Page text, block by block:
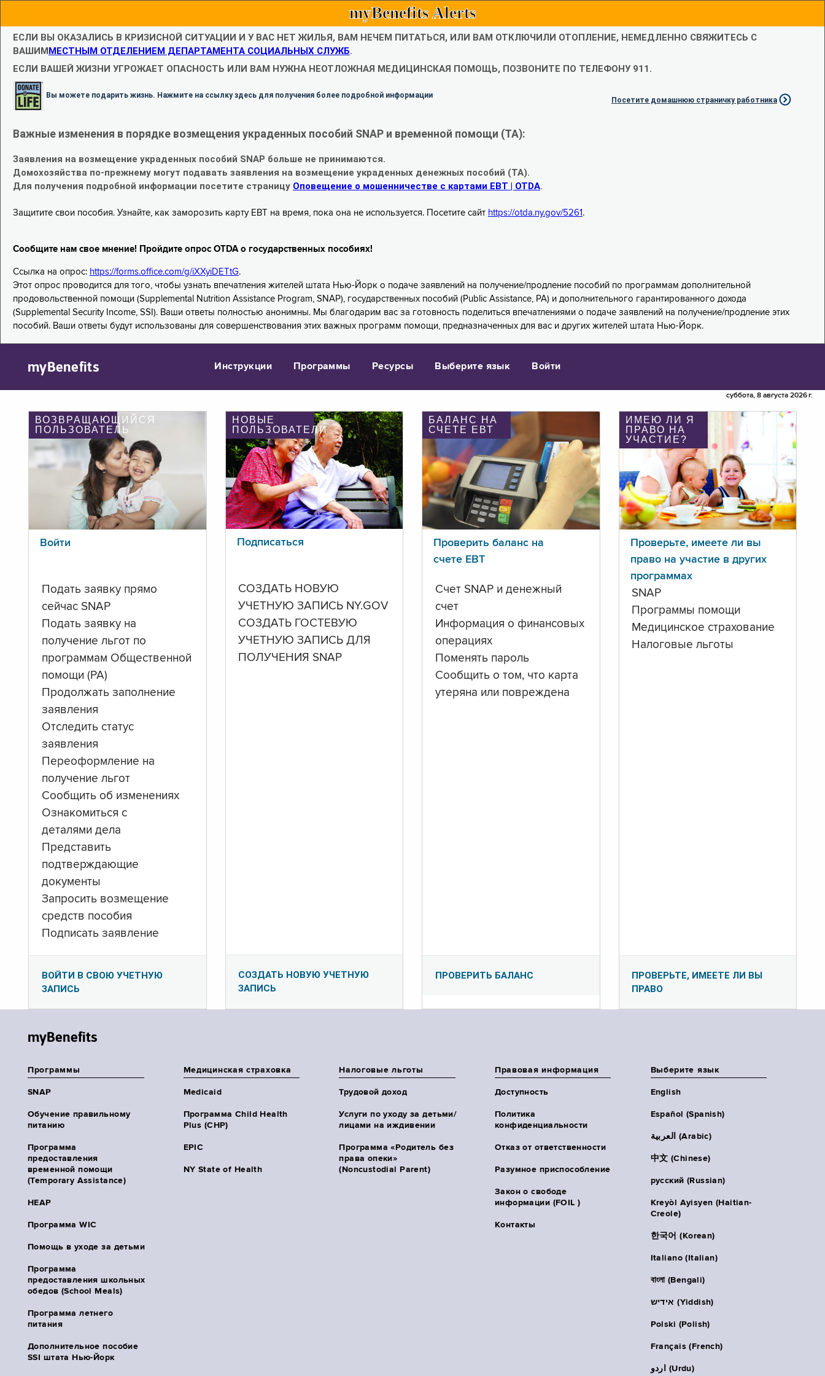
myBenefits Alerts
ЕСЛИ ВЫ ОКАЗАЛИСЬ В КРИЗИСНОЙ СИТУАЦИИ И У ВАС НЕТ ЖИЛЬЯ, ВАМ НЕЧЕМ ПИТАТЬСЯ, ИЛИ ВАМ ОТКЛЮЧИЛИ ОТОПЛЕНИЕ, НЕМЕДЛЕННО СВЯЖИТЕСЬ С
ВАШИММЕСТНЫМ ОТДЕЛЕНИЕМ ДЕПАРТАМЕНТА СОЦИАЛЬНЫХ СЛУЖБ.
ЕСЛИ ВАШЕЙ ЖИЗНИ УГРОЖАЕТ ОПАСНОСТЬ ИЛИ ВАМ НУЖНА НЕОТЛОЖНАЯ МЕДИЦИНСКАЯ ПОМОЩЬ, ПОЗВОНИТЕ ПО ТЕЛЕФОНУ 911.
Вы можете подарить жизнь. Нажмите на ссылку здесь для получения более подробной информации
Посетите домашнюю страничку работника
Важные изменения в порядке возмещения украденных пособий SNAP и временной помощи (TA):
Заявления на возмещение украденных пособий SNAP больше не принимаются.
Домохозяйства по-прежнему могут подавать заявления на возмещение украденных денежных пособий (TA).
Для получения подробной информации посетите страницу Оповещение о мошенничестве с картами EBT | OTDA.
Защитите свои пособия. Узнайте, как заморозить карту EBT на время, пока она не используется. Посетите сайт https://otda.ny.gov/5261 .
Сообщите нам свое мнение! Пройдите опрос OTDA о государственных пособиях!
Ссылка на опрос: https://forms.office.com/g/iXXyiDETtG.
Этот опрос проводится для того, чтобы узнать впечатления жителей штата Нью-Йорк о подаче заявлений на получение/продление пособий по программам дополнительной
продовольственной помощи (Supplemental Nutrition Assistance Program, SNAP), государственных пособий (Public Assistance, PA) и дополнительного гарантированного дохода
(Supplemental Security Income, SSI). Ваши ответы полностью анонимны. Мы благодарим вас за готовность поделиться впечатлениями о подаче заявлений на получение/продление этих
пособий. Ваши ответы будут использованы для совершенствования этих важных программ помощи, предназначенных для вас и других жителей штата Нью-Йорк.
myBenefits Инструкции Программы Ресурсы Выберите язык Войти
суббота, 8 августа 2026 г.
ВОЗВРАЩАЮЩИЙСЯ
ПОЛЬЗОВАТЕЛЬ
Войти
Подать заявку прямо
сейчас SNAP
Подать заявку на
получение льгот по
программам Общественной
помощи (PA)
Продолжать заполнение
заявления
Отследить статус
заявления
Переоформление на
получение льгот
Сообщить об изменениях
Ознакомиться с
деталями дела
Представить
подтверждающие
документы
Запросить возмещение
средств пособия
Подписать заявление
ВОЙТИ В СВОЮ УЧЕТНУЮ
ЗАПИСЬ
НОВЫЕ
ПОЛЬЗОВАТЕЛИ
Подписаться
СОЗДАТЬ НОВУЮ
УЧЕТНУЮ ЗАПИСЬ NY.GOV
СОЗДАТЬ ГОСТЕВУЮ
УЧЕТНУЮ ЗАПИСЬ ДЛЯ
ПОЛУЧЕНИЯ SNAP
СОЗДАТЬ НОВУЮ УЧЕТНУЮ
ЗАПИСЬ
БАЛАНС НА
СЧЕТЕ ЕВТ
Проверить баланс на
счете ЕВТ
Счет SNAP и денежный
счет
Информация о финансовых
операциях
Поменять пароль
Сообщить о том, что карта
утеряна или повреждена
ПРОВЕРИТЬ БАЛАНС
ИМЕЮ ЛИ Я
ПРАВО НА
УЧАСТИЕ?
Проверьте, имеете ли вы
право на участие в других
программах
SNAP
Программы помощи
Медицинское страхование
Налоговые льготы
ПРОВЕРЬТЕ, ИМЕЕТЕ ЛИ ВЫ
ПРАВО
myBenefits
Программы
SNAP
Обучение правильному
питанию
Программа
предоставления
временной помощи
(Temporary Assistance)
HEAP
Программа WIC
Помощь в уходе за детьми
Программа
предоставления школьных
обедов (School Meals)
Программа летнего
питания
Дополнительное пособие
SSI штата Нью-Йорк
Медицинская страховка
Medicaid
Программа Child Health
Plus (CHP)
EPIC
NY State of Health
Налоговые льготы
Трудовой доход
Услуги по уходу за детьми/
лицами на иждивении
Программа «Родитель без
права опеки»
(Noncustodial Parent)
Правовая информация
Доступность
Политика
конфиденциальности
Отказ от ответственности
Разумное приспособление
Закон о свободе
информации (FOIL )
Контакты
Выберите язык
English
Español (Spanish)
العربية (Arabic)
中文 (Chinese)
русский (Russian)
Kreyòl Ayisyen (Haitian-
Creole)
한국어 (Korean)
Italiano (Italian)
বাংলা (Bengali)
אידיש (Yiddish)
Polski (Polish)
Français (French)
اردو (Urdu)